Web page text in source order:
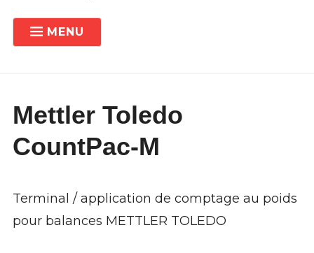
MENU
ETIQUETEUSES
SOLUTIONS SUR MESURE
ILS NOUS FONT CONFIANCE
SERVICE APRÈS-VENTE
Mettler Toledo
CountPac-M
Terminal / application de comptage au poids
pour balances METTLER TOLEDO